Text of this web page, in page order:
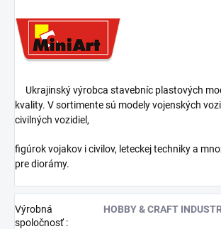
Ukrajinský výrobca stavebníc plastových
kvality. V sortimente sú modely vojenských
civilných vozidiel,
figúrok vojakov i civilov, leteckej techniky a
pre diorámy.
Výrobná
spoločnosť:
HOBBY & CRAFT